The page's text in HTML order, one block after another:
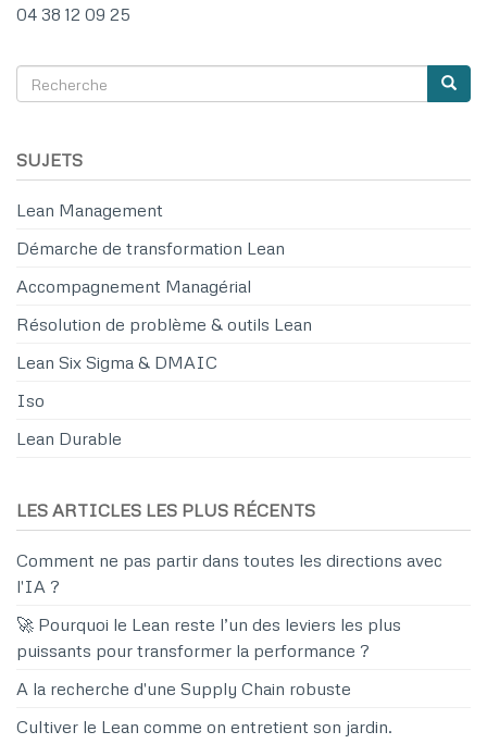
04 38 12 09 25
SEARCH
Recherche
SUJETS
Lean Management
Démarche de transformation Lean
Accompagnement Managérial
Résolution de problème & outils Lean
Lean Six Sigma & DMAIC
Iso
Lean Durable
LES ARTICLES LES PLUS RÉCENTS
Comment ne pas partir dans toutes les directions avec
l'IA ?
🚀 Pourquoi le Lean reste l’un des leviers les plus
puissants pour transformer la performance ?
A la recherche d'une Supply Chain robuste
Cultiver le Lean comme on entretient son jardin.